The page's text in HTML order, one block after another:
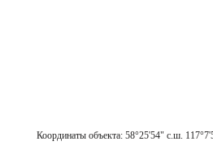
Координаты объекта: 58°25'54" с.ш.